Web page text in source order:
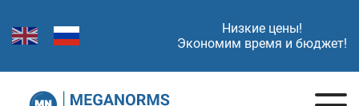
Низкие цены!
Экономим время и бюджет!